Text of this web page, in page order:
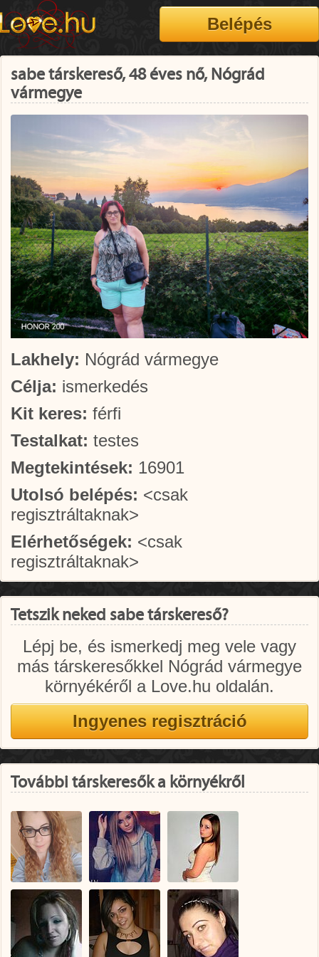
sabe társkereső, 48 éves nő, Nógrád
vármegye
Lakhely: Nógrád vármegye
Célja: ismerkedés
Kit keres: férfi
Testalkat: testes
Megtekintések: 16901
Utolsó belépés: <csak
regisztráltaknak>
Elérhetőségek: <csak
regisztráltaknak>
Tetszik neked sabe társkereső?
Lépj be, és ismerkedj meg vele vagy
más társkeresőkkel Nógrád vármegye
környékéről a Love.hu oldalán.
További társkeresők a környékről